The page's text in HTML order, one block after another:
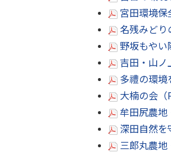
宮田環境保
名残みどり
野坂もやい
吉田・山ノ
多禮の環境
大楠の会（
牟田尻農地
深田自然を
三郎丸農地